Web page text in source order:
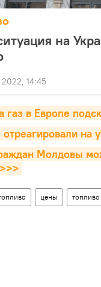
на
14:45
газ в Европе
на
Молдовы
цены топливо